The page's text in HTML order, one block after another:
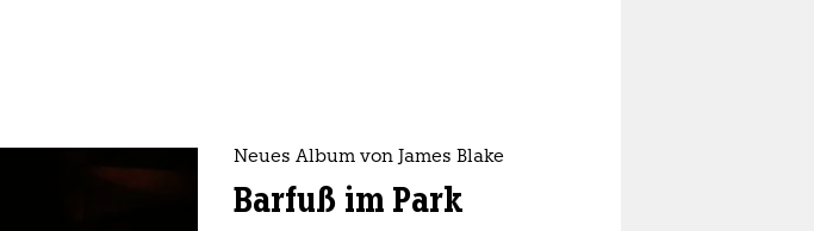
Neues Album von James Blake
Barfuß im Park